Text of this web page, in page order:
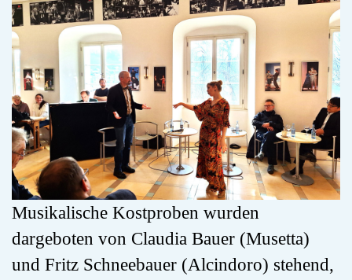
Musikalische Kostproben wurden
dargeboten von Claudia Bauer (Musetta)
und Fritz Schneebauer (Alcindoro) stehend,